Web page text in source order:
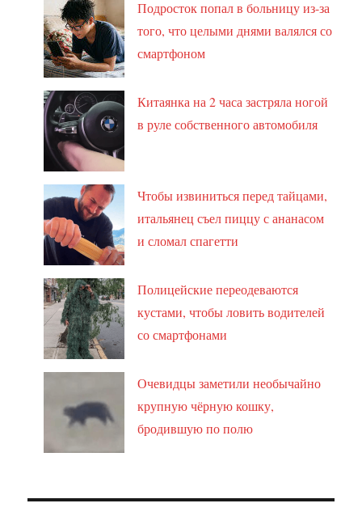
Подросток попал в больницу из-за
того, что целыми днями валялся со
смартфоном
Китаянка на 2 часа застряла ногой
в руле собственного автомобиля
Чтобы извиниться перед тайцами,
итальянец съел пиццу с ананасом
и сломал спагетти
Полицейские переодеваются
кустами, чтобы ловить водителей
со смартфонами
Очевидцы заметили необычайно
крупную чёрную кошку,
бродившую по полю